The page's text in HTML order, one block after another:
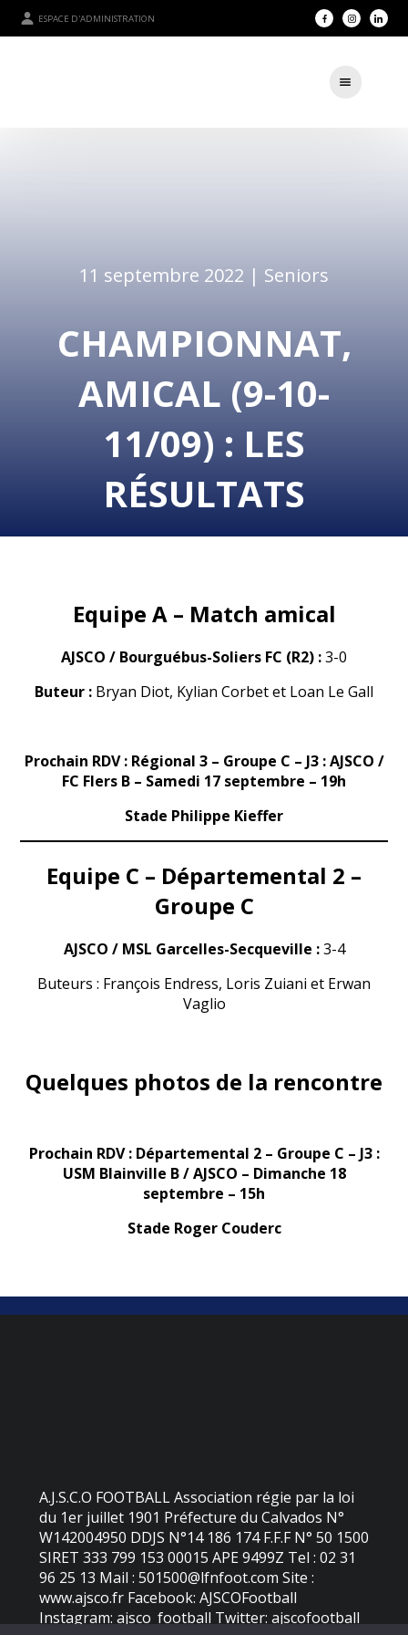
ESPACE D'ADMINISTRATION
11 septembre 2022 | Seniors
CHAMPIONNAT,
AMICAL (9-10-
11/09) : LES
RÉSULTATS
Equipe A – Match amical
AJSCO / Bourguébus-Soliers FC (R2) :3-0
Buteur : Bryan Diot, Kylian Corbet et Loan Le Gall
Prochain RDV : Régional 3 – Groupe C – J3 : AJSCO /
FC Flers B – Samedi 17 septembre – 19h
Stade Philippe Kieffer
Equipe C – Départemental 2 –
Groupe C
AJSCO / MSL Garcelles-Secqueville :3-4
Buteurs : François Endress, Loris Zuiani et Erwan
Vaglio
Quelques photos de la rencontre
Prochain RDV : Départemental 2 – Groupe C – J3 :
USM Blainville B / AJSCO – Dimanche 18
septembre – 15h
Stade Roger Couderc
A.J.S.C.O FOOTBALL Association régie par la loi
du 1er juillet 1901 Préfecture du Calvados N°
W142004950 DDJS N°14 186 174 F.F.F N° 50 1500
SIRET 333 799 153 00015 APE 9499Z Tel : 02 31
96 25 13 Mail : 501500@lfnfoot.com Site :
www.ajsco.fr Facebook: AJSCOFootball
Instagram: ajsco_football Twitter: ajscofootball